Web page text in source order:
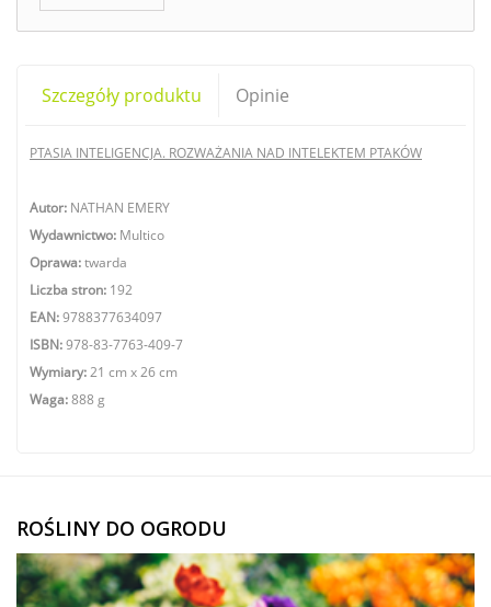
Szczegóły produktu Opinie
PTASIA INTELIGENCJA. ROZWAŻANIA NAD INTELEKTEM PTAKÓW
Autor: NATHAN EMERY
Wydawnictwo: Multico
Oprawa:twarda
Liczba stron: 192
EAN:9788377634097
ISBN:978-83-7763-409-7
Wymiary:21 cm x 26 cm
Waga:888 g
ROŚLINY DO OGRODU